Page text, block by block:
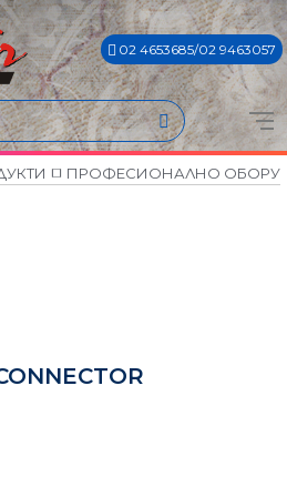
02 4653685/02 9463057
ПРОФЕСИОНАЛНО